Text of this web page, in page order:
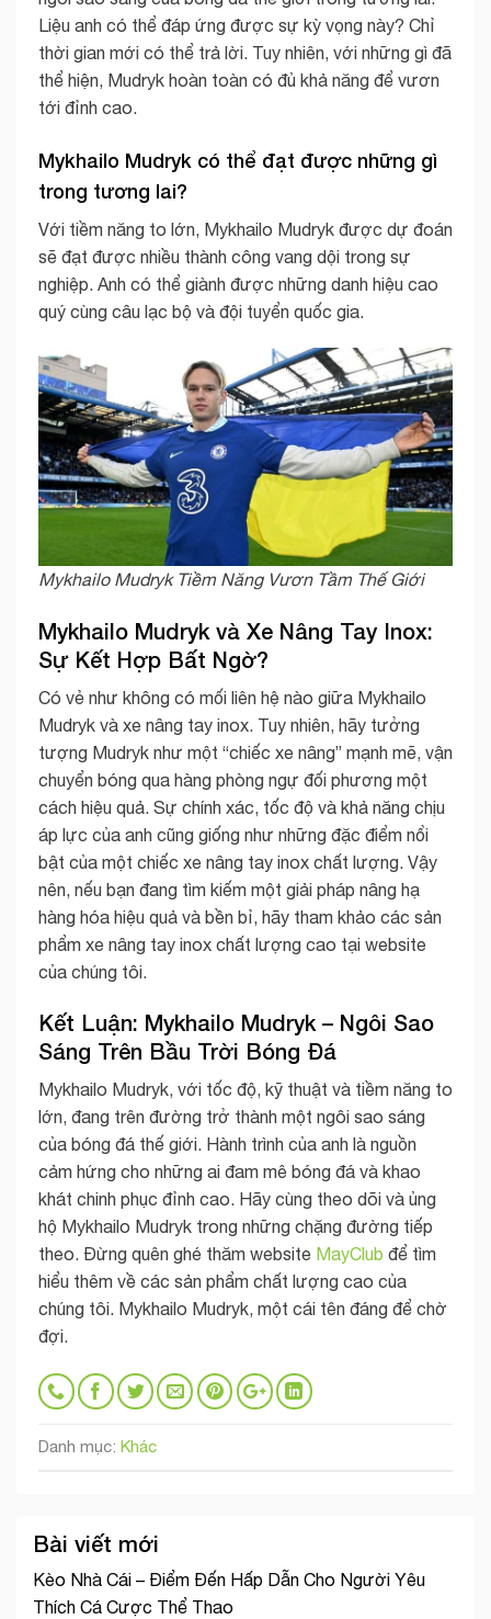
Liệu anh có thể đáp ứng được sự kỳ vọng này? Chỉ
thời gian mới có thể trả lời. Tuy nhiên, với những gì đã
thể hiện, Mudryk hoàn toàn có đủ khả năng để vươn
tới đỉnh cao.
Mykhailo Mudryk có thể đạt được những gì
trong tương lai?
Với tiềm năng to lớn, Mykhailo Mudryk được dự đoán
sẽ đạt được nhiều thành công vang dội trong sự
nghiệp. Anh có thể giành được những danh hiệu cao
quý cùng câu lạc bộ và đội tuyển quốc gia.
Mykhailo Mudryk Tiềm Năng Vươn Tầm Thế Giới
Mykhailo Mudryk và Xe Nâng Tay Inox:
Sự Kết Hợp Bất Ngờ?
Có vẻ như không có mối liên hệ nào giữa Mykhailo
Mudryk và xe nâng tay inox. Tuy nhiên, hãy tưởng
tượng Mudryk như một “chiếc xe nâng” mạnh mẽ, vận
chuyển bóng qua hàng phòng ngự đối phương một
cách hiệu quả. Sự chính xác, tốc độ và khả năng chịu
áp lực của anh cũng giống như những đặc điểm nổi
bật của một chiếc xe nâng tay inox chất lượng. Vậy
nên, nếu bạn đang tìm kiếm một giải pháp nâng hạ
hàng hóa hiệu quả và bền bỉ, hãy tham khảo các sản
phẩm xe nâng tay inox chất lượng cao tại website
của chúng tôi.
Kết Luận: Mykhailo Mudryk – Ngôi Sao
Sáng Trên Bầu Trời Bóng Đá
Mykhailo Mudryk, với tốc độ, kỹ thuật và tiềm năng to
lớn, đang trên đường trở thành một ngôi sao sáng
của bóng đá thế giới. Hành trình của anh là nguồn
cảm hứng cho những ai đam mê bóng đá và khao
khát chinh phục đỉnh cao. Hãy cùng theo dõi và ủng
hộ Mykhailo Mudryk trong những chặng đường tiếp
theo. Đừng quên ghé thăm website MayClub để tìm
hiểu thêm về các sản phẩm chất lượng cao của
chúng tôi. Mykhailo Mudryk, một cái tên đáng để chờ
đợi.
Danh mục: Khác
Bài viết mới
Kèo Nhà Cái – Điểm Đến Hấp Dẫn Cho Người Yêu
Thích Cá Cược Thể Thao